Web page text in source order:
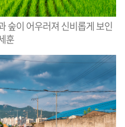
숲이 어우러져 신비롭게 보인
훈